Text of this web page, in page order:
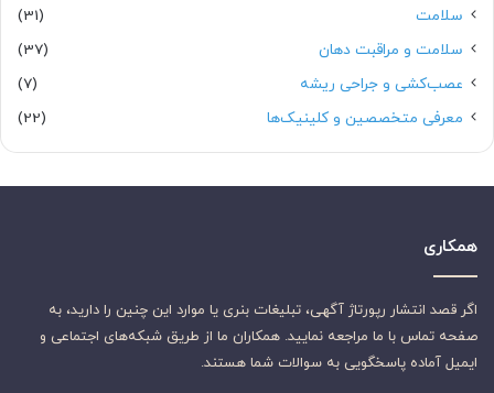
سلامت
(31)
سلامت و مراقبت دهان
(37)
عصب‌کشی و جراحی ریشه
(7)
معرفی متخصصین و کلینیک‌ها
(22)
همکاری
اگر قصد انتشار رپورتاژ آگهی، تبلیغات بنری یا موارد این چنین را دارید، به
صفحه تماس با ما مراجعه نمایید. همکاران ما از طریق شبکه‌های اجتماعی و
ایمیل آماده پاسخگویی به سوالات شما هستند.